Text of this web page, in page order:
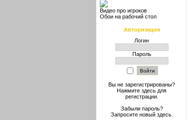
Видео про игроков
Обои на рабочий стол
Авторизация
Логин
Пароль
Вы не зарегистрированы?
Нажмите здесь для
регистрации.
Забыли пароль?
Запросите новый здесь.